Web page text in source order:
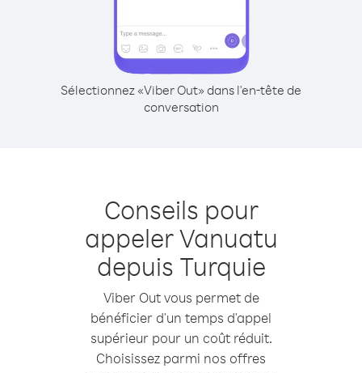
Sélectionnez «Viber Out» dans l'en-tête de
conversation
Conseils pour
appeler Vanuatu
depuis Turquie
Viber Out vous permet de
bénéficier d'un temps d'appel
supérieur pour un coût réduit.
Choisissez parmi nos offres